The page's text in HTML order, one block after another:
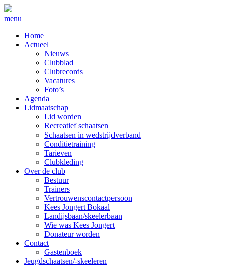
menu
Home
Actueel
Nieuws
Clubblad
Clubrecords
Vacatures
Foto’s
Agenda
Lidmaatschap
Lid worden
Recreatief schaatsen
Schaatsen in wedstrijdverband
Conditietraining
Tarieven
Clubkleding
Over de club
Bestuur
Trainers
Vertrouwenscontactpersoon
Kees Jongert Bokaal
Landijsbaan/skeelerbaan
Wie was Kees Jongert
Donateur worden
Contact
Gastenboek
Jeugdschaatsen/-skeeleren